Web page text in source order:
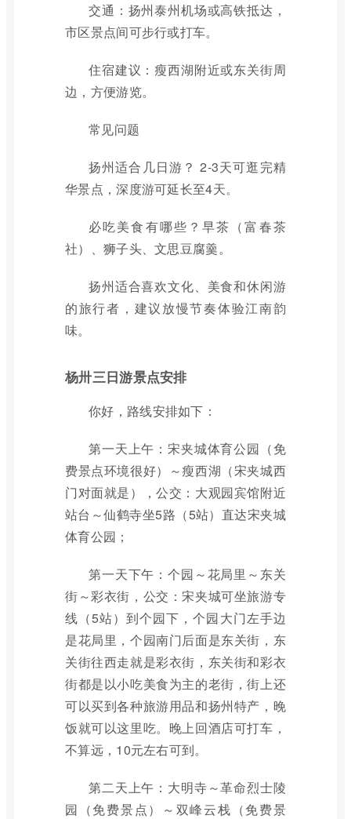
交通：扬州泰州机场或高铁抵达，
市区景点间可步行或打车。
住宿建议：瘦西湖附近或东关街周
边，方便游览。
常见问题
扬州适合几日游？ 2-3天可逛完精
华景点，深度游可延长至4天。
必吃美食有哪些？早茶（富春茶
社）、狮子头、文思豆腐羹。
扬州适合喜欢文化、美食和休闲游
的旅行者，建议放慢节奏体验江南韵
味。
杨卅三日游景点安排
你好，路线安排如下：
第一天上午：宋夹城体育公园（免
费景点环境很好）～瘦西湖（宋夹城西
门对面就是），公交：大观园宾馆附近
站台～仙鹤寺坐5路（5站）直达宋夹城
体育公园；
第一天下午：个园～花局里～东关
街～彩衣街，公交：宋夹城可坐旅游专
线（5站）到个园下，个园大门左手边
是花局里，个园南门后面是东关街，东
关街往西走就是彩衣街，东关街和彩衣
街都是以小吃美食为主的老街，街上还
可以买到各种旅游用品和扬州特产，晚
饭就可以这里吃。晚上回酒店可打车，
不算远，10元左右可到。
第二天上午：大明寺～革命烈士陵
园（免费景点）～双峰云栈（免费景